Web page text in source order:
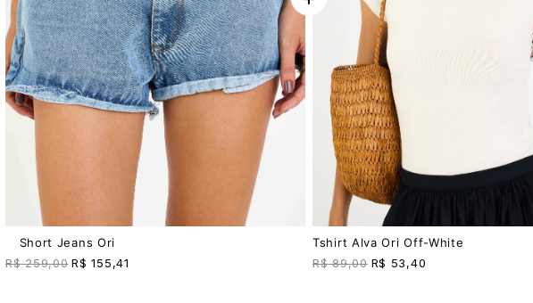
Short Jeans Ori
R$ 259,00 R$ 155,41
Tshirt Alva Ori Off-White
R$ 89,00 R$ 53,40